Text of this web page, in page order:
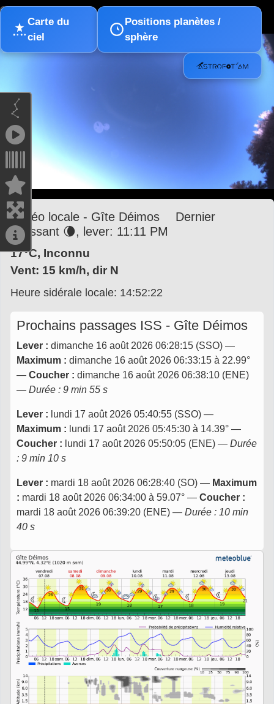
Carte du
ciel
Positions planètes /
sphère
ASTROFOTAM ALLSKY
Météo locale - Gîte Déimos
Dernier
croissant 🌘, lever: 11:11 PM
17°C, Inconnu
Vent: 15 km/h, dir N
Heure sidérale locale: 14:52:23
Prochains passages ISS - Gîte Déimos
Lever : dimanche 16 août 2026 06:28:15 (SSO) —
Maximum : dimanche 16 août 2026 06:33:15 à 22.99°
— Coucher : dimanche 16 août 2026 06:38:10 (ENE)
— Durée : 9 min 55 s
Lever : lundi 17 août 2026 05:40:55 (SSO) —
Maximum : lundi 17 août 2026 05:45:30 à 14.39° —
Coucher : lundi 17 août 2026 05:50:05 (ENE) — Durée
: 9 min 10 s
Lever : mardi 18 août 2026 06:28:40 (SO) — Maximum
: mardi 18 août 2026 06:34:00 à 59.07° — Coucher :
mardi 18 août 2026 06:39:20 (ENE) — Durée : 10 min
40 s